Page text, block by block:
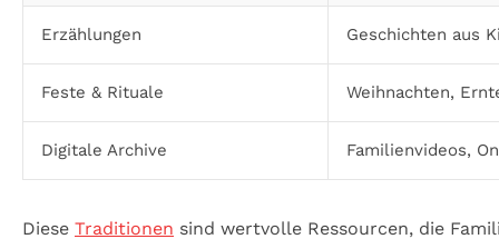
Erzählungen Geschichten aus
Feste & Rituale Weihnachten,
Digitale Archive Familienvideos,
Diese Traditionen sind wertvolle Ressourcen, die